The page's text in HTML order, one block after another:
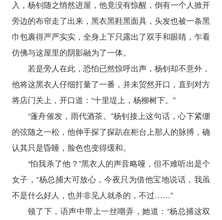
入，杨钊随之悄然进屋，他竟没有惊醒，倒有一个人掀开
旁边的布帘走了出来，黑衣黑鞋黑面具，头发也被一条黑
巾包裹得严严实实，全身上下只露出了双手和眼睛，乍看
仿佛与这屋里的阴影融为了一体。
若是旁人在此，恐怕已然惊呼出声，杨钊却不意外，
他将这黑衣人仔细打量了一番，并未贸然开口，直到对方
将店门关上，开口道：“十里堤上，杨柳树下。”
“蓬舟催发，雨代酒茶。”杨钊接上这句话，心下紧绷
的弦随之一松，他伸手探了探趴在柜台上那人的脉搏，确
认其只是昏睡，脸色也变得缓和。
“怕我杀了他？”黑衣人的声音略哑，但不难听出是个
女子，“杨总捕大可放心，今夜只为借他宝地说话，我虽
不是什么好人，也并非见人就杀的，不过……”
顿了下，语声中带上一丝嘲弄，她道：“杨总捕这双